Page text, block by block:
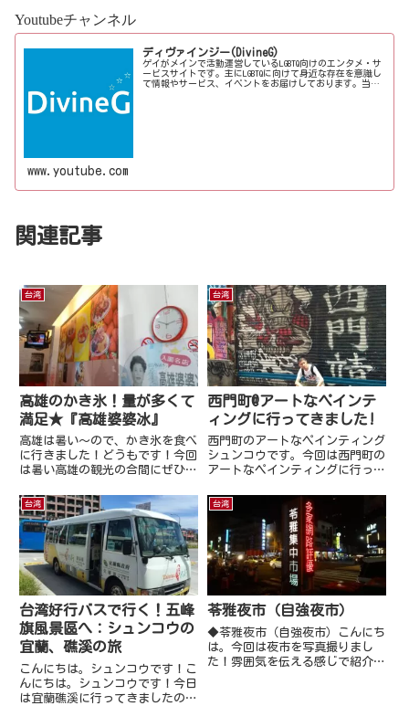
Youtubeチャンネル
ディヴァインジー(DivineG)
ゲイがメインで活動運営しているLGBTQ向けのエンタメ・サ
ービスサイトです。主にLGBTQに向けて身近な存在を意識し
て情報やサービス、イベントをお届けしております。当事
www.youtube.com
関連記事
台湾
高雄のかき氷！量が多くて
満足★『高雄婆婆冰』
高雄は暑い～ので、かき氷を食べ
に行きました！どうもです！今回
は暑い高雄の観光の合間にぜひ、
氷屋さんをご紹介♪最寄り駅は、
MRT橘線「鹽埕埔駅（塩テイ埔
駅）(O2)です。MRT橘線「鹽埕埔
駅（塩テイ埔駅）(O2)...
台湾
西門町@アートなペインテ
ィングに行ってきました!
西門町のアートなペインティング
シュンコウです。今回は西門町の
アートなペインティングに行って
かがですか？素敵なアートですよ
ね。また、台湾のどこかに行った
ら紹介します！
台湾
台湾好行バスで行く！五峰
旗風景區へ：シュンコウの
宜蘭、礁溪の旅
こんにちは。シュンコウです！こ
んにちは。シュンコウです！今日
は宜蘭礁溪に行ってきましたので
台湾
苓雅夜市（自強夜市）
◆苓雅夜市（自強夜市）こんにち
は。今回は夜市を写真撮りまし
た！雰囲気を伝える感じで紹介は